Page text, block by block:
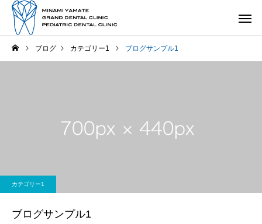
ブログ カテゴリー1 ブログサンプル1
カテゴリー1
ブログサンプル1